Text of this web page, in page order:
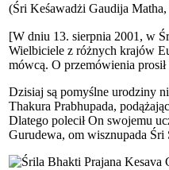
(Śri Keśawadżi Gaudija
[W dniu 13. sierpnia 2001, w
Wielbiciele z różnych krajów
mówcą. O przemówienia
Dzisiaj są pomyślne urodziny
Thakura Prabhupada,
Dlatego polecił On swojemu
Gurudewa, om wisznupada Śri